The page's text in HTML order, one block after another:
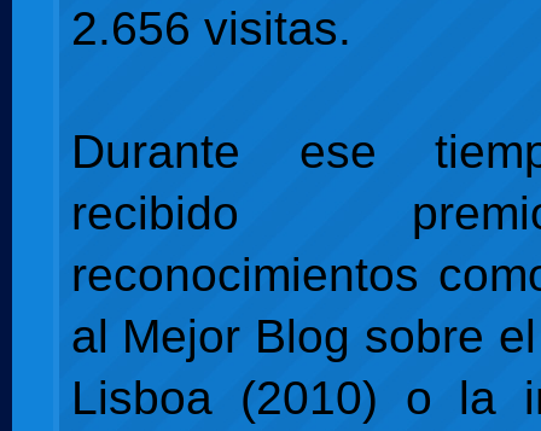
2.656 visitas.
Durante ese
recibido
reconocimientos
al Mejor Blog sobre
Lisboa (2010) o la